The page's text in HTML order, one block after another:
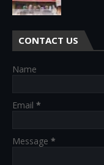
CONTACT US
Name
Email *
Message *